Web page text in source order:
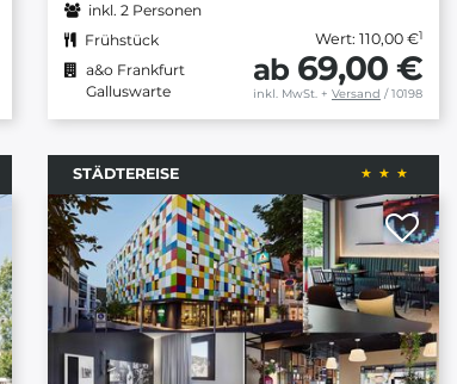
inkl. 2 Personen
Frühstück
a&o Frankfurt
Galluswarte
Wert: 110,00 €1
ab 69,00 €
inkl. MwSt.+ Versand / 10198
STÄDTEREISE